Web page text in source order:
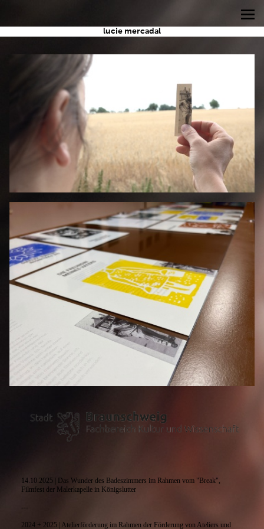
lucie mercadal
14.10.2025 | Das Wunder des Badeszimmers im Rahmen vom "Break",
Filmfest der Malerkapelle in Königslutter
---
2024 + 2025 | Atelierförderung im Rahmen der Förderung von Ateliers und